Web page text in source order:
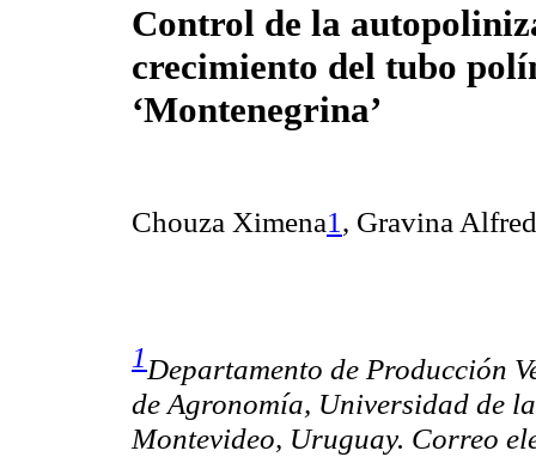
Control de la
crecimiento del tubo
‘Montenegrina’
Chouza Ximena1 , Gravina
1Departamento de Producción
de Agronomía, Universidad de
Montevideo, Uruguay. Correo